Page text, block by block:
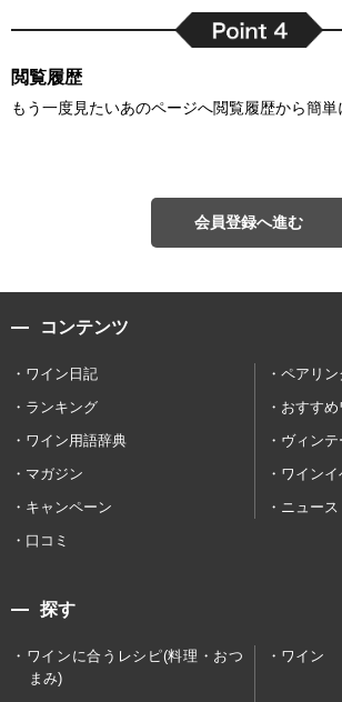
閲覧履歴
もう一度見たいあのページへ閲覧履歴から簡単
会員登録へ進む
コンテンツ
ワイン日記
ペアリン
ランキング
おすす
ワイン用語辞典
ヴィンテ
マガジン
ワインイ
キャンペーン
ニュース
口コミ
探す
ワインに合うレシピ(料理・おつ
まみ)
ワイン